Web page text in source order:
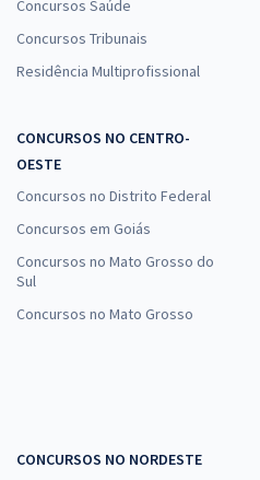
Concursos Saúde
Concursos Tribunais
Residência Multiprofissional
CONCURSOS NO CENTRO-
OESTE
Concursos no Distrito Federal
Concursos em Goiás
Concursos no Mato Grosso do
Sul
Concursos no Mato Grosso
CONCURSOS NO NORDESTE